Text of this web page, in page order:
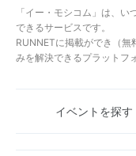
「イー・モシコム」は、
できるサービスです。
RUNNETに掲載ができ（無
みを解決できるプラットフ
イベントを探す